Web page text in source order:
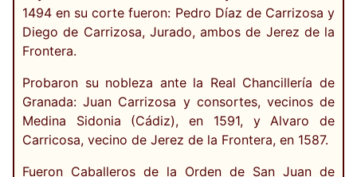
1494 en su corte fueron: Pedro Díaz de Carrizosa y
Diego de Carrizosa, Jurado, ambos de Jerez de la
Frontera.
Probaron su nobleza ante la Real Chancillería de
Granada: Juan Carrizosa y consortes, vecinos de
Medina Sidonia (Cádiz), en 1591, y Alvaro de
Carricosa, vecino de Jerez de la Frontera, en 1587.
Fueron Caballeros de la Orden de San Juan de